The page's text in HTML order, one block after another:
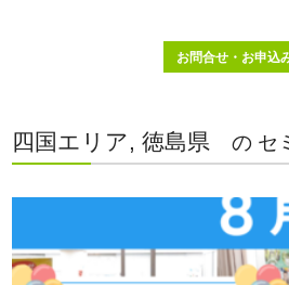
お問合せ・お申込
四国エリア, 徳島県 の セ